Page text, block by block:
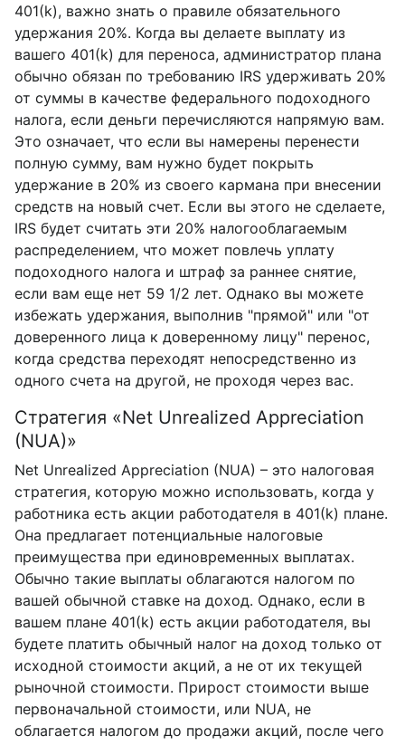
401(k), важно знать о правиле обязательного
удержания 20%. Когда вы делаете выплату из
вашего 401(k) для переноса, администратор плана
обычно обязан по требованию IRS удерживать 20%
от суммы в качестве федерального подоходного
налога, если деньги перечисляются напрямую вам.
Это означает, что если вы намерены перенести
полную сумму, вам нужно будет покрыть
удержание в 20% из своего кармана при внесении
средств на новый счет. Если вы этого не сделаете,
IRS будет считать эти 20% налогооблагаемым
распределением, что может повлечь уплату
подоходного налога и штраф за раннее снятие,
если вам еще нет 59 1/2 лет. Однако вы можете
избежать удержания, выполнив "прямой" или "от
доверенного лица к доверенному лицу" перенос,
когда средства переходят непосредственно из
одного счета на другой, не проходя через вас.
Стратегия «Net Unrealized Appreciation
(NUA)»
Net Unrealized Appreciation (NUA) – это налоговая
стратегия, которую можно использовать, когда у
работника есть акции работодателя в 401(k) плане.
Она предлагает потенциальные налоговые
преимущества при единовременных выплатах.
Обычно такие выплаты облагаются налогом по
вашей обычной ставке на доход. Однако, если в
вашем плане 401(k) есть акции работодателя, вы
будете платить обычный налог на доход только от
исходной стоимости акций, а не от их текущей
рыночной стоимости. Прирост стоимости выше
первоначальной стоимости, или NUA, не
облагается налогом до продажи акций, после чего